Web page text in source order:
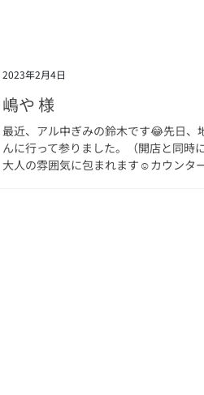
2023年2月4日
嶋や 様
最近、アル中ぎみの鈴木です😂先日、
んに行って参りました。（開店と同時
大人の雰囲気に包まれます☺️カウンタ